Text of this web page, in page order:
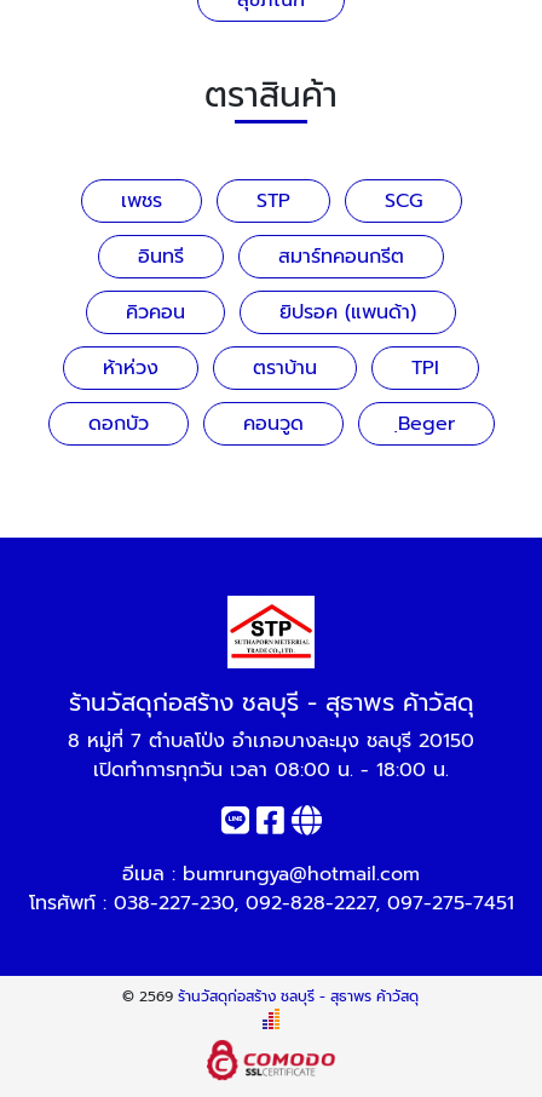
ตราสินค้า
เพชร STP
SCG
อินทรี
สมาร์ทคอนกรีต
คิวคอน
ยิปรอค (แพนด้า)
ห้าห่วง
ตราบ้าน
TPI
ดอกบัว
คอนวูด ฺBeger
ร้านวัสดุก่อสร้าง ชลบุรี - สุธาพร ค้าวัสดุ
8 หมู่ที่ 7 ตำบลโป่ง อำเภอบางละมุง ชลบุรี 20150
เปิดทำการทุกวัน เวลา 08:00 น. - 18:00 น.
อีเมล : bumrungya@hotmail.com
โทรศัพท์ : 038-227-230, 092-828-2227, 097-275-7451
© 2569ร้านวัสดุก่อสร้าง ชลบุรี - สุธาพร ค้าวัสดุ